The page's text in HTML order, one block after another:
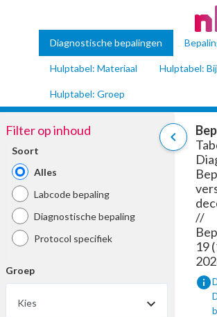
Diagnostische bepalingen
Hulptabel: Materiaal Hulptabel:
Hulptabel: Groep
chevron_left
Filter op inhoud
Soort
Alles
Labcode bepaling
Diagnostische bepaling
Protocol specifiek
Groep
Kies
//
19
info